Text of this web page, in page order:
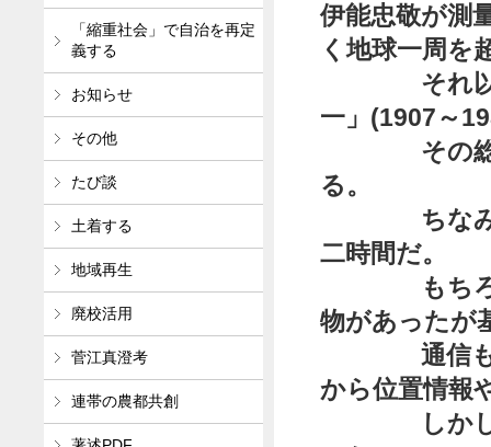
伊能忠敬が測
く地球一周を
それ以上歩
一」(1907～
その総距
る。
ちなみに
二時間だ。
もちろん
物があったが
通信も未
から位置情報
しかし以
「縮重社会」で自治を再定
義する
お知らせ
その他
たび談
土着する
地域再生
廃校活用
菅江真澄考
連帯の農都共創